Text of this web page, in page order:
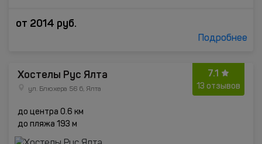
от 2014 руб.
Подробнее
7.1
13 отзывов
Хостелы Рус Ялта
ул. Блюхера 56 б, Ялта
до центра 0.6 км
до пляжа 193 м